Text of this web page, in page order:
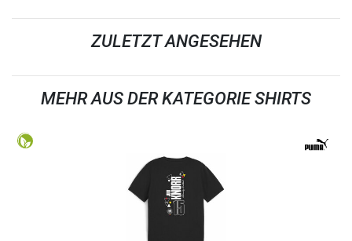
ZULETZT ANGESEHEN
MEHR AUS DER KATEGORIE SHIRTS